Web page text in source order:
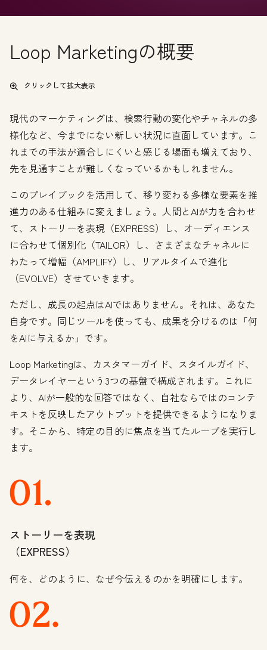
Loop Marketingの概要
クリックして拡大表示
現代のマーケティングは、検索行動の変化やチャネルの多
様化など、今までにない新しい状況に直面しています。こ
れまでの手法が適合しにくいと感じる場面も増えており、
先を見通すことが難しくなっているかもしれません。
このプレイブックを活用して、移り変わる多様な要素を推
進力のある仕組みに変えましょう。人間とAIが力を合わせ
て、ストーリーを表現（EXPRESS）し、オーディエンス
に合わせて個別化（TAILOR）し、さまざまなチャネルに
わたって増幅（AMPLIFY）し、リアルタイムで進化
（EVOLVE）させていきます。
ただし、成長の起点はAIではありません。それは、あなた
自身です。同じツールを使っても、成果を分けるのは「何
をAIに与えるか」です。
Loop Marketingは、カスタマーガイド、スタイルガイド、
データレイヤーという3つの基盤で構成されます。これに
より、AIが一般的な回答ではなく、自社ならではのコンテ
キストを反映したアウトプットを提供できるようになりま
す。そこから、特定の目的に焦点を当てたループを実行し
ます。
ストーリーを表現
（EXPRESS）
何を、どのように、なぜ今伝えるのかを明確にします。